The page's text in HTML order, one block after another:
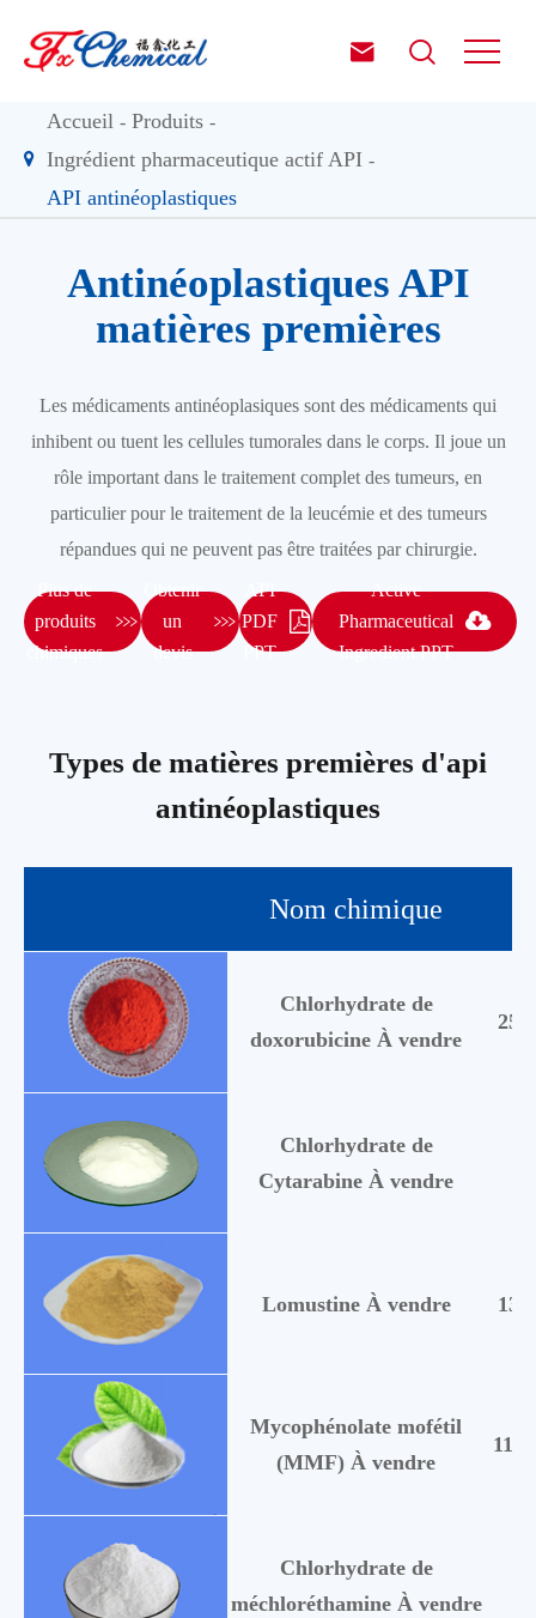
 
Accueil
Produits
Ingrédient pharmaceutique actif API
API antinéoplastiques
Antinéoplastiques API
matières premières
Les médicaments antinéoplasiques sont des médicaments qui
inhibent ou tuent les cellules tumorales dans le corps. Il joue un
rôle important dans le traitement complet des tumeurs, en
particulier pour le traitement de la leucémie et des tumeurs
répandues qui ne peuvent pas être traitées par chirurgie.
Plus de
produits
chimiques

Obtenir
un
devis

API
PDF
PPT
Active
Pharmaceutical
Ingredient PPT
Types de matières premières d'api
antinéoplastiques
Nom chimique
Chlorhydrate de
doxorubicine À vendre
Chlorhydrate de
Cytarabine À vendre
Lomustine À vendre
Mycophénolate mofétil
(MMF) À vendre
Chlorhydrate de
méchloréthamine À vendre